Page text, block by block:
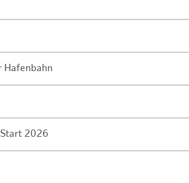
Hafenbahn
2026